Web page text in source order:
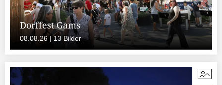
Dorffest Gams
08.08.26 | 13 Bilder